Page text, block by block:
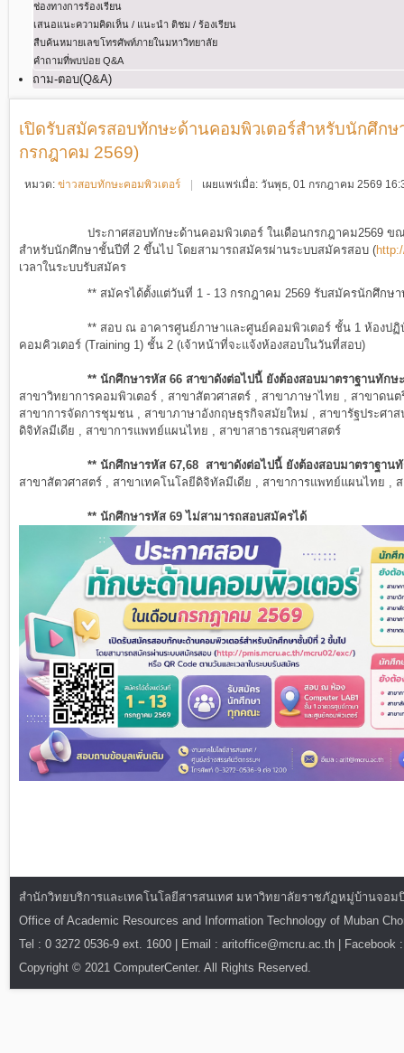
ช่องทางการร้องเรียน
เสนอแนะความคิดเห็น / แนะนำ ติชม / ร้องเรียน
สืบค้นหมายเลขโทรศัพท์ภายในมหาวิทยาลัย
คำถามที่พบบ่อย Q&A
ถาม-ตอบ(Q&A)
เปิดรับสมัครสอบทักษะด้านคอมพิวเตอร์สำหรับนักศึก
กรกฎาคม 2569)
หมวด: ข่าวสอบทักษะคอมพิวเตอร์ เผยแพร่เมื่อ: วันพุธ, 01 กรกฎาคม 2569
ประกาศสอบทักษะด้านคอมพิวเตอร์ ในเดือนกรกฎาคม2569 ข
สำหรับนักศึกษาชั้นปีที่ 2 ขึ้นไป โดยสามารถสมัครผ่านระบบสมัครสอบ (
เวลาในระบบรับสมัคร
** สมัครได้ตั้งแต่วันที่ 1 - 13 กรกฎาคม 2569 รับสมัครนักศึกษ
** สอบ ณ อาคารศูนย์ภาษาและศูนย์คอมพิวเตอร์ ชั้น 1 ห้องปฏิ
คอมคิวเตอร์ (Training 1) ชั้น 2 (เจ้าหน้าที่จะแจ้งห้องสอบในวันที่สอบ)
** นักศึกษารหัส 66 สาขาดังต่อไปนี้ ยังต้องสอบมาตราฐานทักษ
สาขาวิทยาการคอมพิวเตอร์ , สาขาสัตวศาสตร์ , สาขาภาษาไทย , สาขาด
สาขาการจัดการชุมชน , สาขาภาษาอังกฤษธุรกิจสมัยใหม่ , สาขารัฐประศา
ดิจิทัลมีเดีย , สาขาการแพทย์แผนไทย , สาขาสาธารณสุขศาสตร์
** นักศึกษารหัส 67,68 สาขาดังต่อไปนี้ ยังต้องสอบมาตราฐาน
สาขาสัตวศาสตร์ , สาขาเทคโนโลยีดิจิทัลมีเดีย , สาขาการแพทย์แผนไทย ,
** นักศึกษารหัส 69 ไม่สามารถสอบสมัครได้
สำนักวิทยบริการและเทคโนโลยีสารสนเทศ มหาวิทยาลัยราชภัฏหมู่บ้านจอ
Office of Academic Resources and Information Technology of Muban
Tel : 0 3272 0536-9 ext. 1600 | Email : aritoffice@mcru.ac.th | Facebook
Copyright © 2021 ComputerCenter. All Rights Reserved.